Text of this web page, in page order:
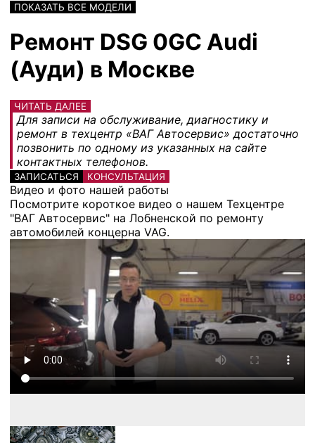
ПОКАЗАТЬ ВСЕ МОДЕЛИ
Ремонт DSG 0GC Audi
(Ауди) в Москве
ЧИТАТЬ ДАЛЕЕ
Для записи на обслуживание, диагностику и
ремонт в техцентр «ВАГ Автосервис» достаточно
позвонить по одному из указанных на сайте
контактных телефонов.
ЗАПИСАТЬСЯ КОНСУЛЬТАЦИЯ
Видео и фото нашей работы
Посмотрите короткое видео о нашем Техцентре
"ВАГ Автосервис" на Лобненской по ремонту
автомобилей концерна VAG.